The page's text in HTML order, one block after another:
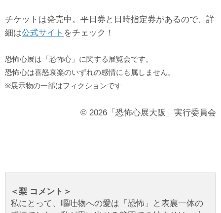
チケットは発売中。平日券と日時指定券があるので、 詳
細は公式サイト をチェック！
恐怖心展は「恐怖心」に関する展覧会です。
恐怖心は喜怒哀楽のいずれの感情にも属しません。
※展示物の一部はフィクションです
© 2026「恐怖心展大阪」実行委員会
＜梨 コメント＞
私にとって、嘔吐物への愛は「恐怖」と表裏一体の